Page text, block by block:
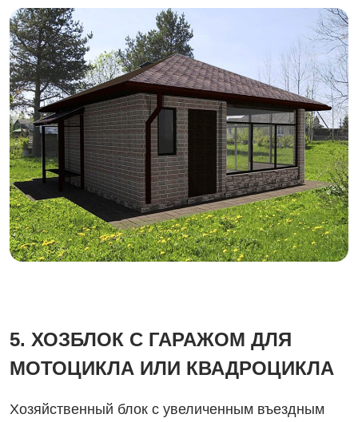
5. ХОЗБЛОК С ГАРАЖОМ ДЛЯ
МОТОЦИКЛА ИЛИ КВАДРОЦИКЛА
Хозяйственный блок с увеличенным въездным